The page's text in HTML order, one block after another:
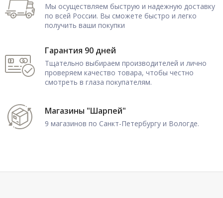
Мы осуществляем быструю и надежную доставку
по всей России. Вы сможете быстро и легко
получить ваши покупки
Гарантия 90 дней
Тщательно выбираем производителей и лично
проверяем качество товара, чтобы честно
смотреть в глаза покупателям.
Магазины "Шарпей"
9 магазинов по Санкт-Петербургу и Вологде.